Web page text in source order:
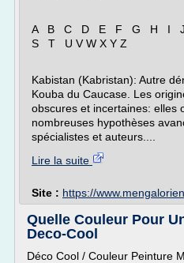
A B C D E F G H I
S T U V W X Y Z
Kabistan (Kabristan): Autre
Kouba du Caucase. Les
obscures et incertaines: elles
nombreuses hypothèses
spécialistes et auteurs....
Lire la suite
Site : https://
Quelle Couleur Pour
Deco-Cool
Déco Cool / Couleur Peinture